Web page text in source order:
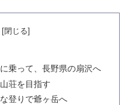
乗って、長野県の扇沢へ
荘を目指す
登りで爺ヶ岳へ